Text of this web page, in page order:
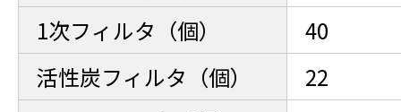
1次フィルタ（個）
40
活性炭フィルタ（個）
22